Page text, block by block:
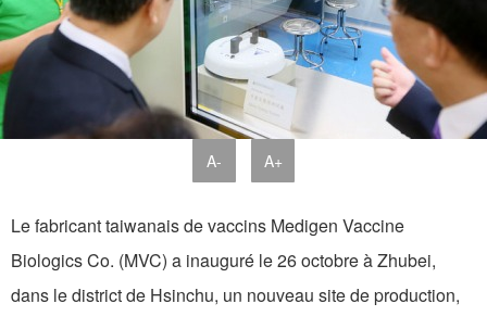
A- A+
Le fabricant taiwanais de vaccins Medigen Vaccine
Biologics Co. (MVC) a inauguré le 26 octobre à Zhubei,
dans le district de Hsinchu, un nouveau site de production,